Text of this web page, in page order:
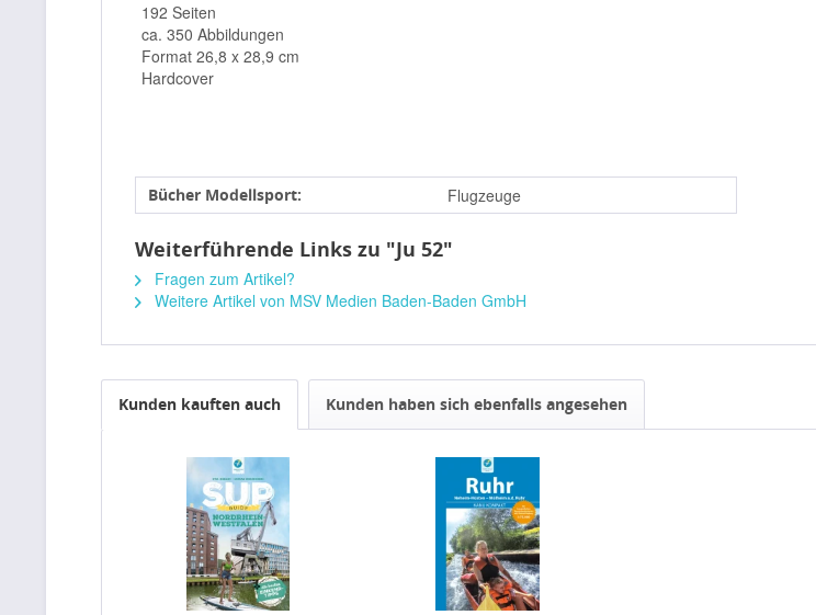
192 Seiten
ca. 350 Abbildungen
Format 26,8 x 28,9 cm
Hardcover
Bücher Modellsport: Flugzeuge
Weiterführende Links zu "Ju 52"
Fragen zum Artikel?
Weitere Artikel von MSV Medien Baden-Baden GmbH
Kunden kauften auch Kunden haben sich ebenfalls angesehen